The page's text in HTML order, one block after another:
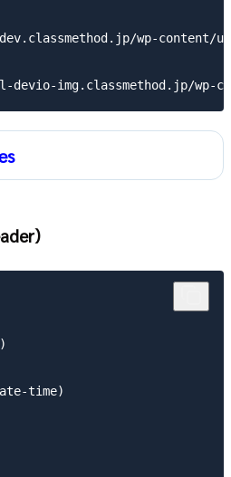
wp-content/
time)